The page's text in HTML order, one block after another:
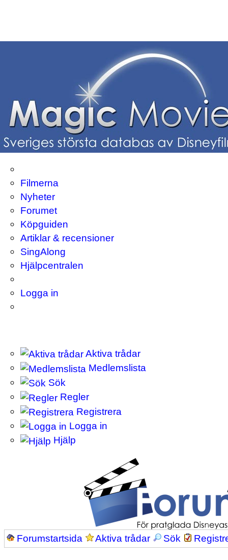
Filmerna
Nyheter
Forumet
Köpguiden
Artiklar & recensioner
SingAlong
Hjälpcentralen
Logga in
Aktiva trådar
Medlemslista
Sök
Regler
Registrera
Logga in
Hjälp
Forumstartsida Aktiva trådar Sök